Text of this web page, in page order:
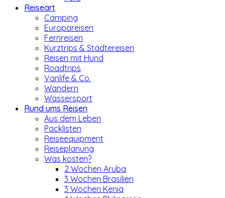
Reiseart
Camping
Europareisen
Fernreisen
Kurztrips & Städtereisen
Reisen mit Hund
Roadtrips
Vanlife & Co.
Wandern
Wassersport
Rund ums Reisen
Aus dem Leben
Packlisten
Reiseequipment
Reiseplanung
Was kosten?
2 Wochen Aruba
3 Wochen Brasilien
3 Wochen Kenia